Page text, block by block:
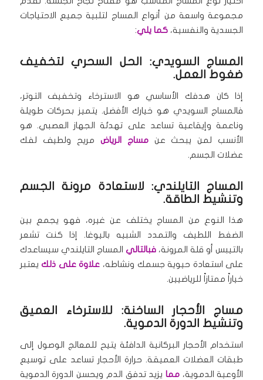
مجموعة واسعة من أنواع المساج لتلبية جميع الاحتياجات
الجسدية والنفسية، كما يلي:
المساج السويدي: الحل السحري لتخفيف
ضغوط العمل.
إذا كان هدفك الأساسي هو الاسترخاء وتخفيف التوتر،
فالمساج السويدي هو خيارك الأفضل. يتميز بحركات طويلة
وناعمة وإيقاعية تساعد على تهدئة الجهاز العصبي. هو
الأنسب لمن يبحث عنمساج الرياض مريح ولطيف لفك
عضلات الجسم.
المساج التايلندي: لاستعادة مرونة الجسم
وتنشيط الطاقة.
هذا النوع من المساج يختلف عن غيره، فهو يجمع بين
الضغط اللطيف والتمدد الشبيه باليوغا. إذا كنت تشعر
بالتيبس أو قلة المرونة،فبالتالي المساج التايلندي سيساعدك
على استعادة حيوية جسمك ونشاطه، علاوة على ذلكيعتبر
خياراً ممتازاً للرياضيين.
مساج الأحجار الساخنة: للاسترخاء العميق
وتنشيط الدورة الدموية.
استخدام الأحجار البركانية الدافئة يتيح للمعالج الوصول إلى
طبقات العضلات العميقة. حرارة الأحجار تساعد على توسيع
الأوعية الدموية،مما يزيد تدفق الدم ويحسن الدورة الدموية